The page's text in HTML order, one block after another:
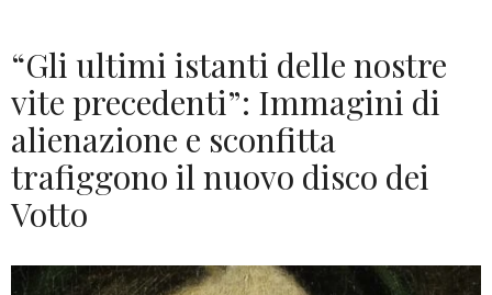
“Gli ultimi istanti delle nostre
vite precedenti”: Immagini di
alienazione e sconfitta
trafiggono il nuovo disco dei
Votto